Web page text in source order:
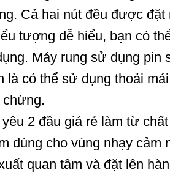
Cả hai nút đều được
tượng dễ hiểu, bạn có
Máy rung sử dụng pin
là có thể sử dụng thoải
2 đầu giá rẻ làm từ
dùng cho vùng nhạy cảm
quan tâm và đặt lên